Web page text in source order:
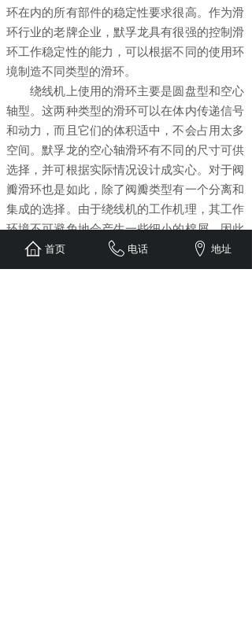
环在内的所有部件的稳定性要求很高。作为滑
环行业的老牌企业，默孚龙具有很强的控制滑
环工作稳定性的能力，可以根据不同的使用环
境制造不同类型的滑环。
绕线机上使用的滑环主要是圆盘型和空心
轴型。这两种类型的滑环可以在体内传递信号
和动力，而且它们的体积适中，不会占用太多
空间。默孚龙的空心轴滑环有不同的尺寸可供
选择，并可根据实际情况设计成实心。对于阀
瓣滑环也是如此，除了阀瓣类型有一个分离和
集成的选择。由于绕线机的工作机理，其工作
环境不可避免地会产生一些细小的棉屑，因此
没有防护结构的开口圆盘滑环是不合适的。
默孚龙科技空心轴滑环和盘式滑环最明显
首页 电话 地址